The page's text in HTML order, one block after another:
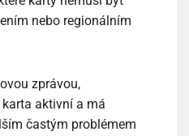
nebo regionálním
zprávou,
aktivní a má
častým problémem